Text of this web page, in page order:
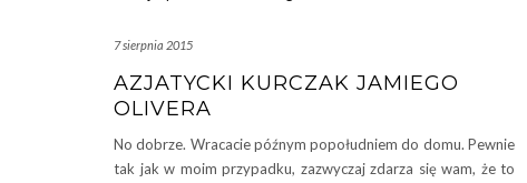
7 sierpnia 2015
AZJATYCKI KURCZAK JAMIEGO
OLIVERA
No dobrze. Wracacie późnym popołudniem do domu. Pewnie
tak jak w moim przypadku, zazwyczaj zdarza się wam, że to